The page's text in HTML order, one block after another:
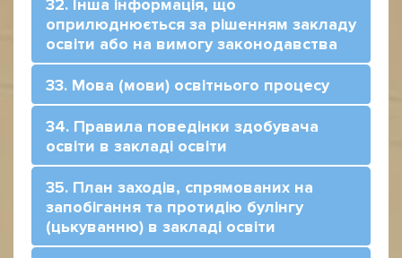
32. Інша інформація, що
оприлюднюється за рішенням закладу
освіти або на вимогу законодавства
33. Мова (мови) освітнього процесу
34. Правила поведінки здобувача
освіти в закладі освіти
35. План заходів, спрямованих на
запобігання та протидію булінгу
(цькуванню) в закладі освіти